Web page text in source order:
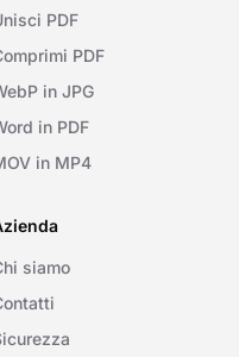
PDF
PDF
in JPG
in PDF
in MP4
siamo